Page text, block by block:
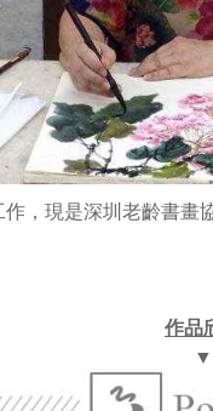
作 ， 現是深圳老齡書畫
作品
▼